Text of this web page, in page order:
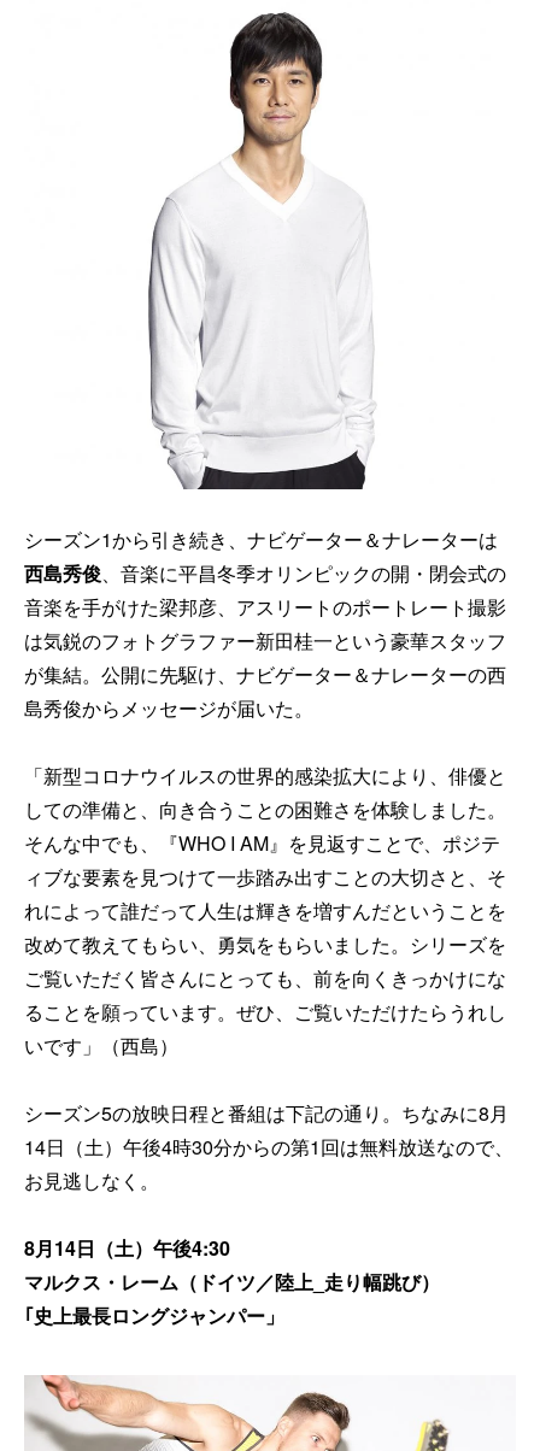
シーズン1から引き続き、ナビゲーター＆ナレーターは
西島秀俊、音楽に平昌冬季オリンピックの開・閉会式の
音楽を手がけた梁邦彦、アスリートのポートレート撮影
は気鋭のフォトグラファー新田桂一という豪華スタッフ
が集結。公開に先駆け、ナビゲーター＆ナレーターの西
島秀俊からメッセージが届いた。
「新型コロナウイルスの世界的感染拡大により、俳優と
しての準備と、向き合うことの困難さを体験しました。
そんな中でも、『WHO I AM』を見返すことで、ポジテ
ィブな要素を見つけて一歩踏み出すことの大切さと、そ
れによって誰だって人生は輝きを増すんだということを
改めて教えてもらい、勇気をもらいました。シリーズを
ご覧いただく皆さんにとっても、前を向くきっかけにな
ることを願っています。ぜひ、ご覧いただけたらうれし
いです」（西島）
シーズン5の放映日程と番組は下記の通り。ちなみに8月
14日（土）午後4時30分からの第1回は無料放送なので、
お見逃しなく。
8月14日（土）午後4:30
マルクス・レーム（ドイツ／陸上_走り幅跳び）
｢史上最長ロングジャンパー」